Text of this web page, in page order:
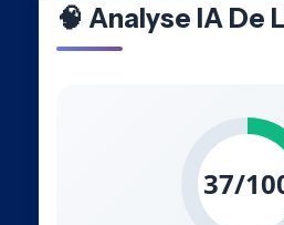
🧠 Analyse IA De
37/